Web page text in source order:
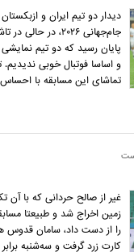
دیدار دو تیم ایران و
جام‌جهانی ۲۰۲۶، در
پایان رسید که دو تیم
و اساسا فوتبال خوبی ندیدیم.
تماشای این مسابقه با
محوریتش هم این بود که کی
غیر از صالح حردانی که با
زمین اخراج شد و طبیعتا
را از دست داد، سامان قدوس
کارت زرد گرفت و سه‌شنبه‌